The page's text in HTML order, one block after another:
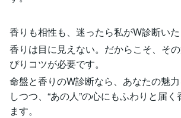
香りも相性も、迷ったら私がW診断い
香りは目に見えない。だからこそ、そ
ぴりコツが必要です。
命盤と香りのW診断なら、あなたの魅
しつつ、“あの人”の心にもふわりと届
ます。